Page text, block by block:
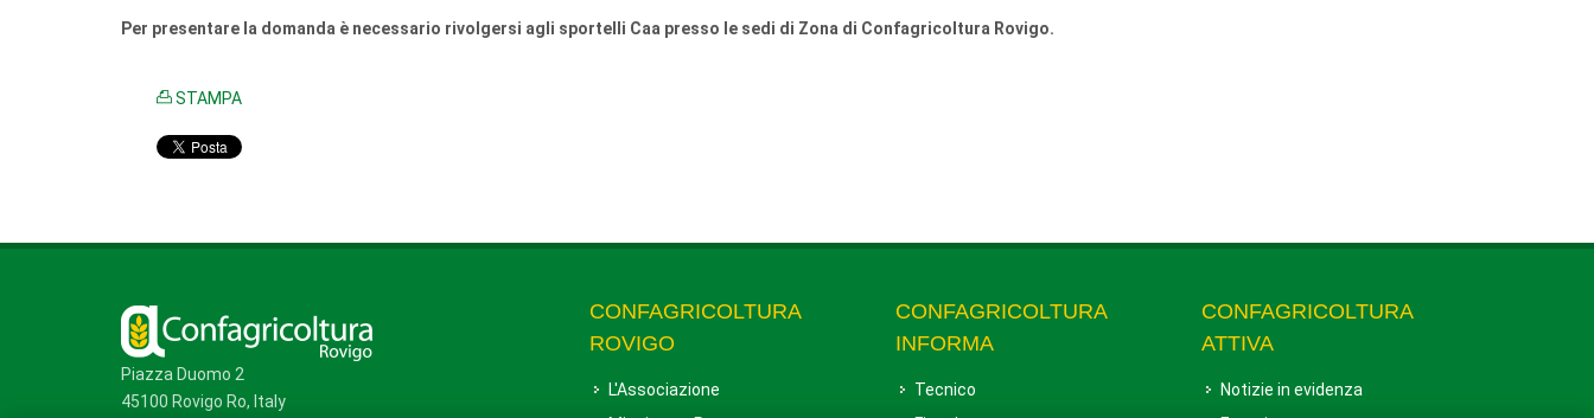
Per presentare la domanda è necessario rivolgersi agli sportelli Caa presso le sedi di Zona di Confagricoltura Rovigo.
STAMPA
Piazza Duomo 2
45100 Rovigo Ro, Italy
CONFAGRICOLTURA
ROVIGO
L'Associazione
CONFAGRICOLTURA
INFORMA
Tecnico
CONFAGRICOLTURA
ATTIVA
Notizie in evidenza